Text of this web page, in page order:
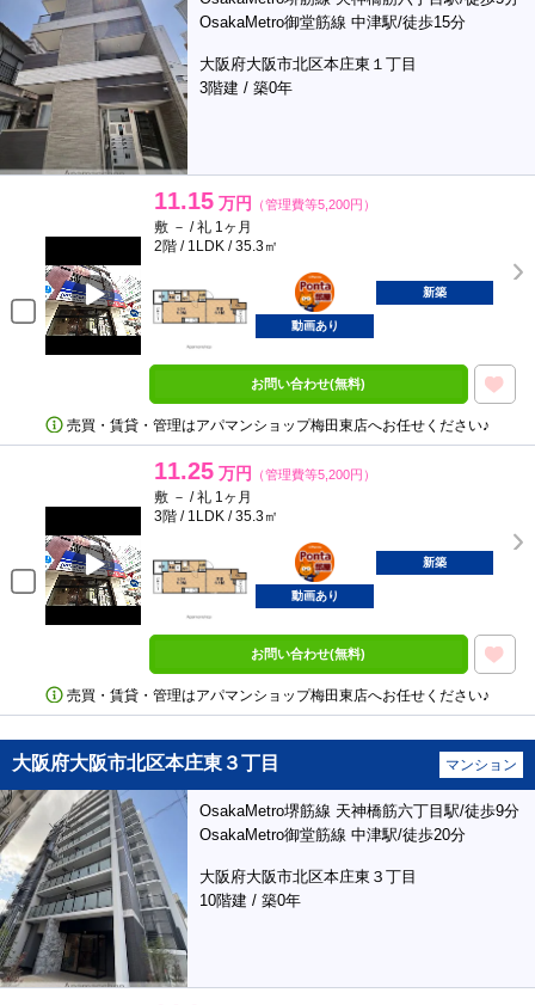
OsakaMetro御堂筋線 中津駅/徒歩15分
大阪府大阪市北区本庄東１丁目
3階建 / 築0年
11.15 万円 （管理費等5,200円）
敷 － / 礼 1ヶ月
2階 / 1LDK / 35.3㎡
ポンタ
部屋
新築
動画あり
お問い合わせ(無料)
売買・賃貸・管理はアパマンショップ梅田東店へお任せください♪
11.25 万円 （管理費等5,200円）
敷 － / 礼 1ヶ月
3階 / 1LDK / 35.3㎡
ポンタ
部屋
新築
動画あり
お問い合わせ(無料)
売買・賃貸・管理はアパマンショップ梅田東店へお任せください♪
大阪府大阪市北区本庄東３丁目 マンション
OsakaMetro堺筋線 天神橋筋六丁目駅/徒歩9分
OsakaMetro御堂筋線 中津駅/徒歩20分
大阪府大阪市北区本庄東３丁目
10階建 / 築0年